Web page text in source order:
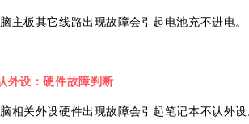
板其它线路出现故障会引起电池充不进电。
外设：硬件故障判断
相关外设硬件出现故障会引起笔记本不认外